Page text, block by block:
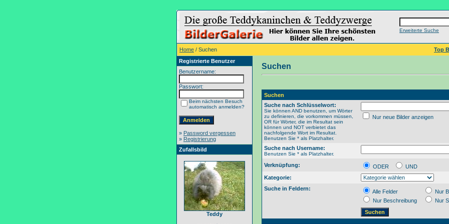
Erweiterte Suche
Home / Suchen
Top
Registrierte Benutzer
Benutzername:
Passwort:
Beim nächsten Besuch
automatisch anmelden?
» Password vergessen
» Registrierung
Zufallsbild
Teddy
Suchen
Suchen
Suche nach Schlüsselwort:
Sie können AND benutzen, um Wörter
zu definieren, die vorkommen müssen,
OR für Wörter, die im Resultat sein
können und NOT verbietet das
nachfolgende Wort im Resultat.
Benutzen Sie * als Platzhalter.
Nur neue Bilder anzeigen
Suche nach Username:
Benutzen Sie * als Platzhalter.
Verknüpfung: ODER
UND
Kategorie:
Suche in Feldern:
Alle Felder
Nur
Nur Beschreibung
Nur